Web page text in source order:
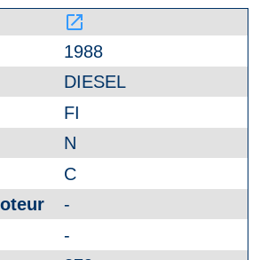
launch
1988
DIESEL
FI
N
C
-
-